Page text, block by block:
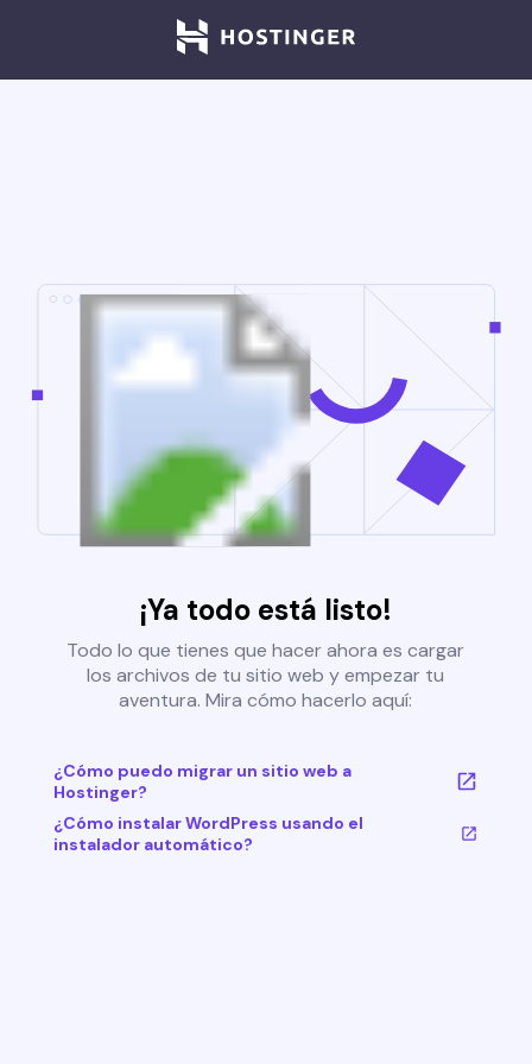
¡Ya todo está listo!
Todo lo que tienes que hacer ahora es cargar
los archivos de tu sitio web y empezar tu
aventura. Mira cómo hacerlo aquí:
¿Cómo puedo migrar un sitio web a
Hostinger?
¿Cómo instalar WordPress usando el
instalador automático?